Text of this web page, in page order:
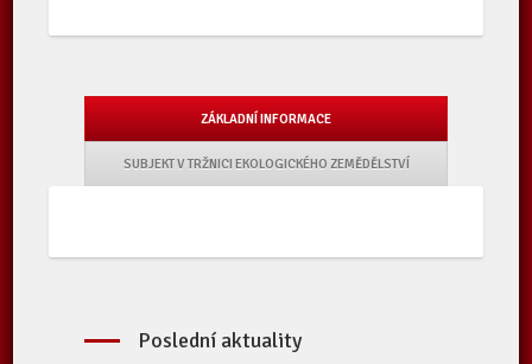
ZÁKLADNÍ INFORMACE
SUBJEKT V TRŽNICI EKOLOGICKÉHO ZEMĚDĚLSTVÍ
Poslední aktuality